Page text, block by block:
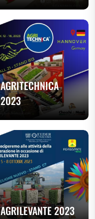
AGRITECHNICA
2023
AGRILEVANTE 2023